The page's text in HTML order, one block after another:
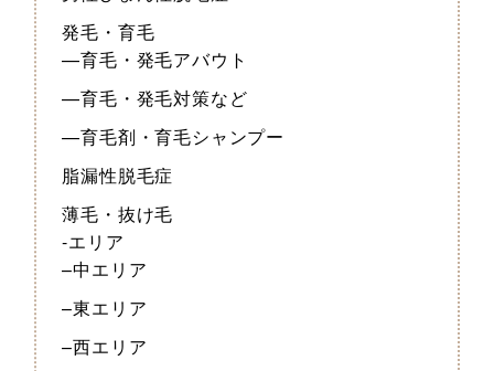
発毛・育毛
—育毛・発毛アバウト
—育毛・発毛対策など
—育毛剤・育毛シャンプー
脂漏性脱毛症
薄毛・抜け毛
-エリア
–中エリア
–東エリア
–西エリア